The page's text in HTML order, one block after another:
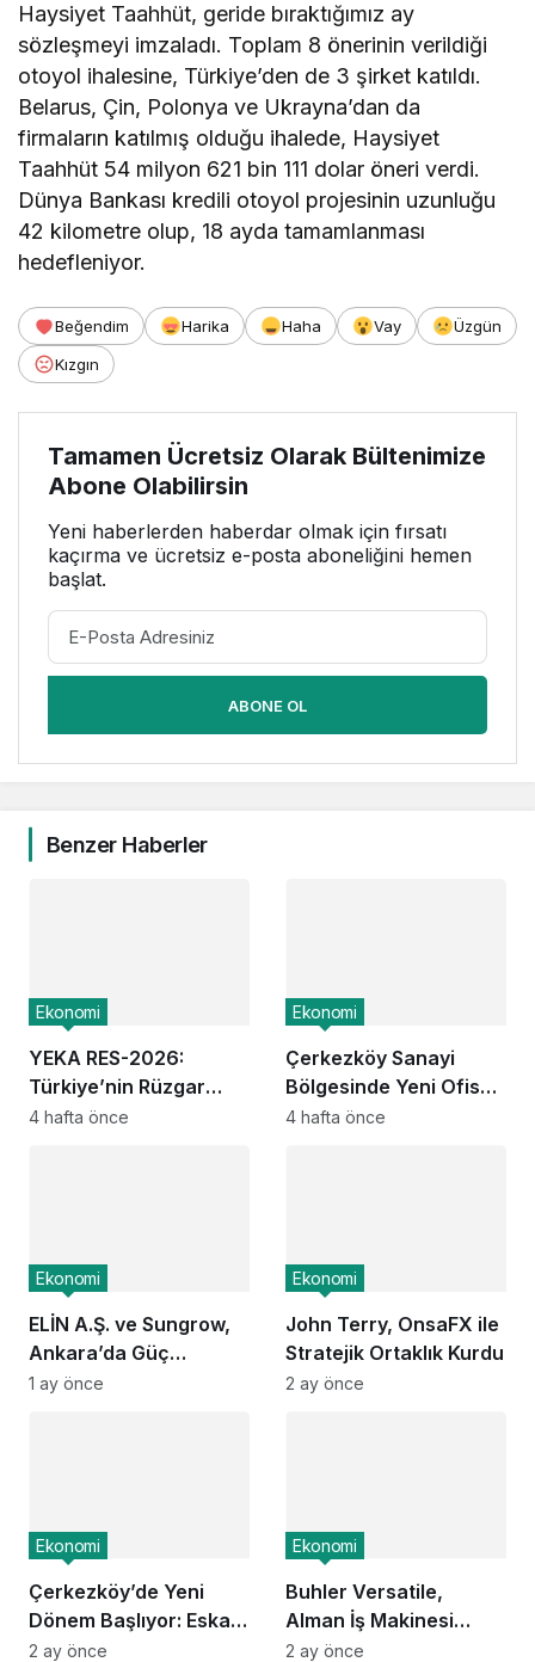
Haysiyet Taahhüt, geride bıraktığımız ay
sözleşmeyi imzaladı. Toplam 8 önerinin verildiği
otoyol ihalesine, Türkiye’den de 3 şirket katıldı.
Belarus, Çin, Polonya ve Ukrayna’dan da
firmaların katılmış olduğu ihalede, Haysiyet
Taahhüt 54 milyon 621 bin 111 dolar öneri verdi.
Dünya Bankası kredili otoyol projesinin uzunluğu
42 kilometre olup, 18 ayda tamamlanması
hedefleniyor.
Beğendim Harika Haha Vay
Üzgün
Kızgın
Tamamen Ücretsiz Olarak Bültenimize
Abone Olabilirsin
Yeni haberlerden haberdar olmak için fırsatı
kaçırma ve ücretsiz e-posta aboneliğini hemen
başlat.
ABONE OL
Benzer Haberler
YEKA RES-2026:
Türkiye’nin Rüzgar
Enerjisi Üretim Üssü
Ekonomi
4 hafta önce
Çerkezköy Sanayi
Bölgesinde Yeni Ofis
Bloğu Satışa Sunuldu:
Ekonomi
4 hafta önce
ELİN A.Ş. ve Sungrow,
Ankara’da Güç
Elektroniği Üretimi İçin
Ekonomi
1 ay önce
John Terry, OnsaFX ile
Stratejik Ortaklık Kurdu
Ekonomi
2 ay önce
Çerkezköy’de Yeni
Dönem Başlıyor: Eska
Edition Kent Etabı
Ekonomi
2 ay önce
Buhler Versatile,
Alman İş Makinesi
Üreticisi ATLAS’ı
Ekonomi
2 ay önce